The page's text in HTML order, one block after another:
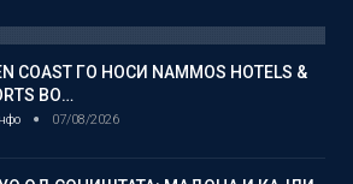
COAST ГО НОСИ NAMMOS HOTELS &
ВО…
07/08/2026